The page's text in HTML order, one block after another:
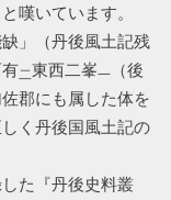
嘆いています。
」（丹後風土記残
二東西二峯一（後
郡にも属した体を
く丹後国風土記の
た『丹後史料叢